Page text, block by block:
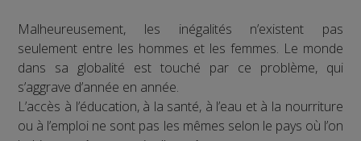
Malheureusement, les inégalités n’existent pas
seulement entre les hommes et les femmes. Le monde
dans sa globalité est touché par ce problème, qui
s’aggrave d’année en année.
L’accès à l’éducation, à la santé, à l’eau et à la nourriture
ou à l’emploi ne sont pas les mêmes selon le pays où l’on